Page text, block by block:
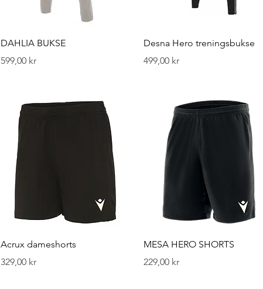
Hurtigvisning
DAHLIA BUKSE
Pris
599,00 kr
Hurtigvisning
Desna Hero treningsbukse
Pris
499,00 kr
Hurtigvisning
Acrux dameshorts
Pris
329,00 kr
Hurtigvisning
MESA HERO SHORTS
Pris
229,00 kr